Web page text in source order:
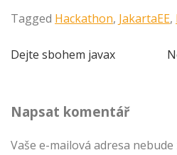
Tagged Hackathon, JakartaEE,
Navigace
příspěvek
Dejte sbohem javax
Napsat komentář
Vaše e-mailová adresa nebude